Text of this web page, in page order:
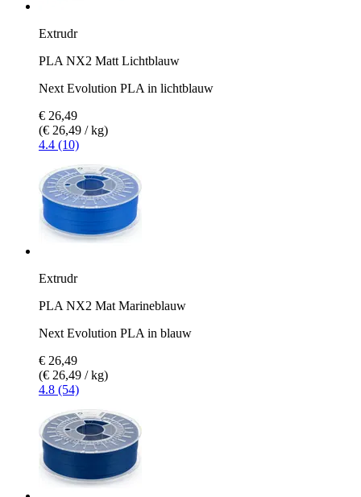
Extrudr
PLA NX2 Matt Lichtblauw
Next Evolution PLA in lichtblauw
€ 26,49
(€ 26,49 / kg)
4.4 (10)
Extrudr
PLA NX2 Mat Marineblauw
Next Evolution PLA in blauw
€ 26,49
(€ 26,49 / kg)
4.8 (54)